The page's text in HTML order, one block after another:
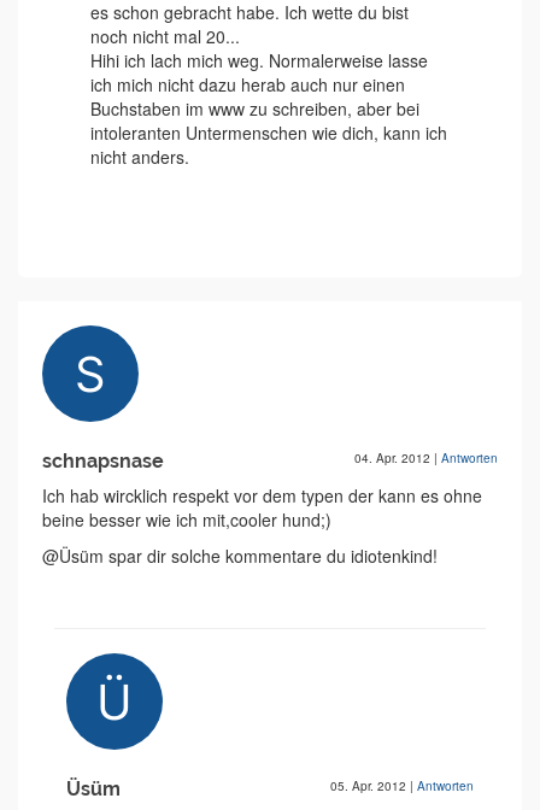
es schon gebracht habe. Ich wette du bist
noch nicht mal 20...
Hihi ich lach mich weg. Normalerweise lasse
ich mich nicht dazu herab auch nur einen
Buchstaben im www zu schreiben, aber bei
intoleranten Untermenschen wie dich, kann ich
nicht anders.
schnapsnase 04. Apr. 2012 | Antworten
Ich hab wircklich respekt vor dem typen der kann es ohne
beine besser wie ich mit,cooler hund;)
@Üsüm spar dir solche kommentare du idiotenkind!
Üsüm 05. Apr. 2012 | Antworten